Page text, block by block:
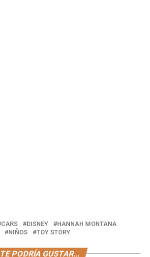
CARS DISNEY
HANNAH MONTANA
NIÑOS TOY STORY
TE PODRÍA GUSTAR...